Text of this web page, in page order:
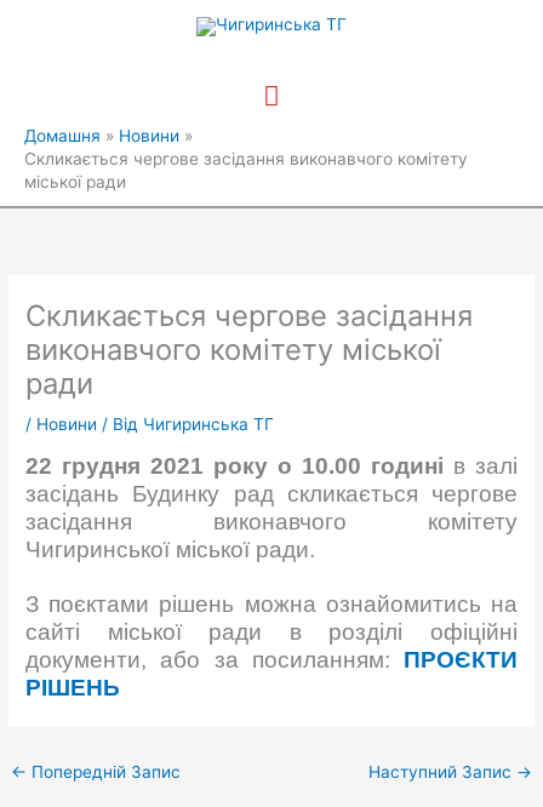
Головне
меню
Домашня
Новини
Скликається чергове засідання виконавчого комітету
міської ради
Скликається чергове засідання
виконавчого комітету міської
ради
/ Новини / Від Чигиринська ТГ
22 грудня 2021 року о 10.00 годині в залі
засідань Будинку рад скликається чергове
засідання виконавчого комітету
Чигиринської міської ради.
З поєктами рішень можна ознайомитись на
сайті міської ради в розділі офіційні
документи, або за посиланням: ПРОЄКТИ
РІШЕНЬ
← Попередній Запис Наступний Запис →